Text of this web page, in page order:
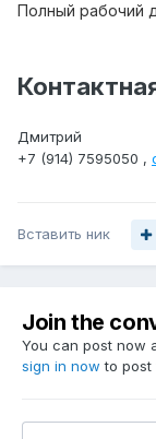
Полный рабочий
Дмитрий
+7 (914) 7595050 ,
Вставить ник
Join the
You can post now
sign in now to post